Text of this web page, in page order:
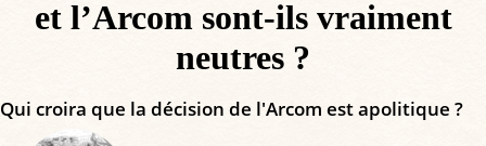
et l’Arcom sont-ils vraiment
neutres ?
Qui croira que la décision de l'Arcom est apolitique ?